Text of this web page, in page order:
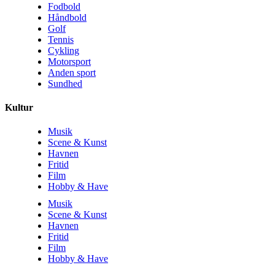
Fodbold
Håndbold
Golf
Tennis
Cykling
Motorsport
Anden sport
Sundhed
Kultur
Musik
Scene & Kunst
Havnen
Fritid
Film
Hobby & Have
Musik
Scene & Kunst
Havnen
Fritid
Film
Hobby & Have